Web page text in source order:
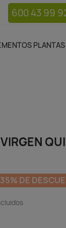
600 43 99
PLANTAS
plantas
35% DE